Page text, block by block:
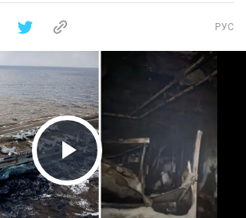
РУС
Play Video